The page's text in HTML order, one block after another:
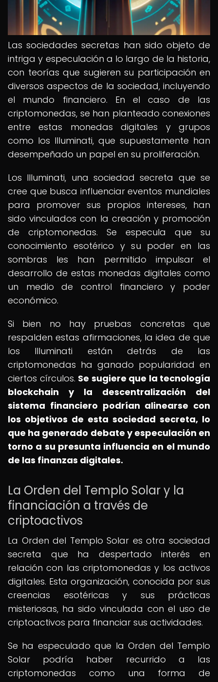
Las sociedades secretas han sido objeto de
intriga y especulación a lo largo de la historia,
con teorías que sugieren su participación en
diversos aspectos de la sociedad, incluyendo
el mundo financiero. En el caso de las
criptomonedas, se han planteado conexiones
entre estas monedas digitales y grupos
como los Illuminati, que supuestamente han
desempeñado un papel en su proliferación.
Los Illuminati, una sociedad secreta que se
cree que busca influenciar eventos mundiales
para promover sus propios intereses, han
sido vinculados con la creación y promoción
de criptomonedas. Se especula que su
conocimiento esotérico y su poder en las
sombras les han permitido impulsar el
desarrollo de estas monedas digitales como
un medio de control financiero y poder
económico.
Si bien no hay pruebas concretas que
respalden estas afirmaciones, la idea de que
los Illuminati están detrás de las
criptomonedas ha ganado popularidad en
ciertos círculos. Se sugiere que la tecnología
blockchain y la descentralización del
sistema financiero podrían alinearse con
los objetivos de esta sociedad secreta, lo
que ha generado debate y especulación en
torno a su presunta influencia en el mundo
de las finanzas digitales.
La Orden del Templo Solar y la
financiación a través de
criptoactivos
La Orden del Templo Solar es otra sociedad
secreta que ha despertado interés en
relación con las criptomonedas y los activos
digitales. Esta organización, conocida por sus
creencias esotéricas y sus prácticas
misteriosas, ha sido vinculada con el uso de
criptoactivos para financiar sus actividades.
Se ha especulado que la Orden del Templo
Solar podría haber recurrido a las
criptomonedas como una forma de